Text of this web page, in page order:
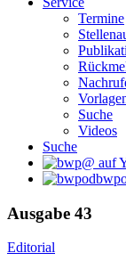
Termine
Suche
Videos
Suche
Ausgabe 43
Editorial